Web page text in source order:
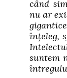
când
nu ar
înțeleg,
suntem